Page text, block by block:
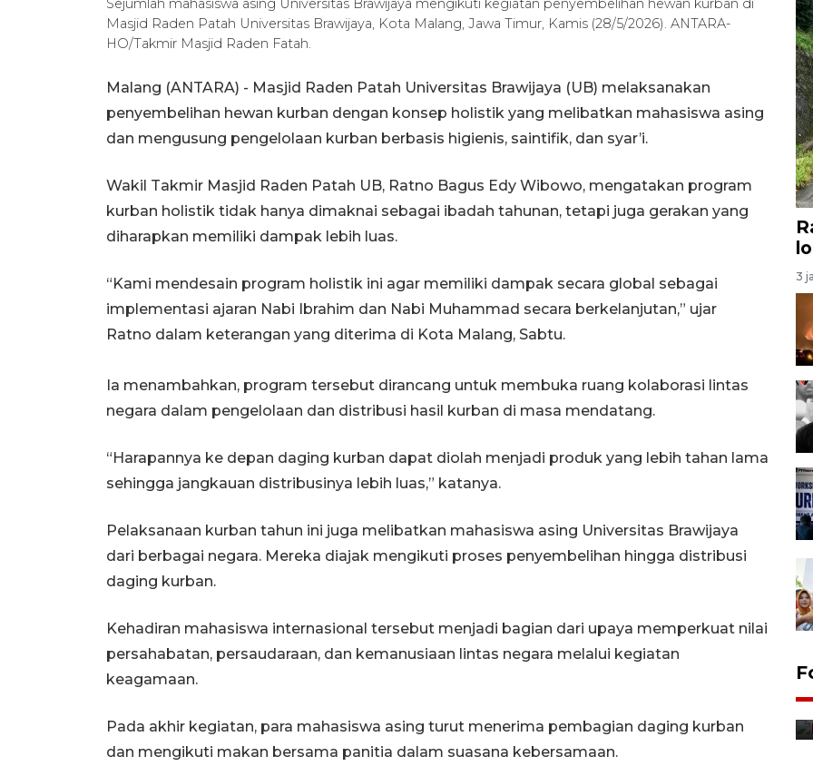
Sejumlah mahasiswa asing Universitas Brawijaya mengikuti kegiatan penyembelihan hewan kurban di
Masjid Raden Patah Universitas Brawijaya, Kota Malang, Jawa Timur, Kamis (28/5/2026). ANTARA-
HO/Takmir Masjid Raden Fatah.
Malang (ANTARA) - Masjid Raden Patah Universitas Brawijaya (UB) melaksanakan
penyembelihan hewan kurban dengan konsep holistik yang melibatkan mahasiswa asing
dan mengusung pengelolaan kurban berbasis higienis, saintifik, dan syar’i.
Wakil Takmir Masjid Raden Patah UB, Ratno Bagus Edy Wibowo, mengatakan program
kurban holistik tidak hanya dimaknai sebagai ibadah tahunan, tetapi juga gerakan yang
diharapkan memiliki dampak lebih luas.
“Kami mendesain program holistik ini agar memiliki dampak secara global sebagai
implementasi ajaran Nabi Ibrahim dan Nabi Muhammad secara berkelanjutan,” ujar
Ratno dalam keterangan yang diterima di Kota Malang, Sabtu.
Ia menambahkan, program tersebut dirancang untuk membuka ruang kolaborasi lintas
negara dalam pengelolaan dan distribusi hasil kurban di masa mendatang.
“Harapannya ke depan daging kurban dapat diolah menjadi produk yang lebih tahan lama
sehingga jangkauan distribusinya lebih luas,” katanya.
Pelaksanaan kurban tahun ini juga melibatkan mahasiswa asing Universitas Brawijaya
dari berbagai negara. Mereka diajak mengikuti proses penyembelihan hingga distribusi
daging kurban.
Kehadiran mahasiswa internasional tersebut menjadi bagian dari upaya memperkuat nilai
persahabatan, persaudaraan, dan kemanusiaan lintas negara melalui kegiatan
keagamaan.
Pada akhir kegiatan, para mahasiswa asing turut menerima pembagian daging kurban
dan mengikuti makan bersama panitia dalam suasana kebersamaan.
3
8 Agustus 2026 12:56